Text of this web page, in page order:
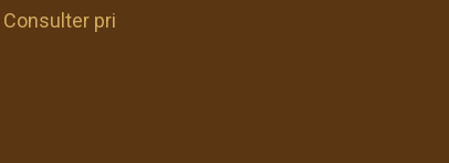
Consulter pri